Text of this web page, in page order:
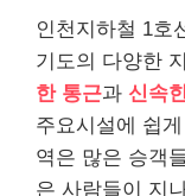
인천지하철 1호
기도의 다양한
한 통근과 신속
주요시설에 쉽
역은 많은 승객
은 사람들이 지